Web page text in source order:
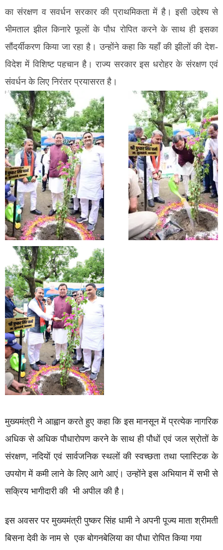
का संरक्षण व सवर्धन सरकार की प्राथमिकता में है। इसी उद्देश्य से
भीमताल झील किनारे फूलों के पौध रोपित करने के साथ ही इसका
सौंदर्यीकरण किया जा रहा है। उन्होंने कहा कि यहॉं की झीलों की देश-
विदेश में विशिष्ट पहचान है। राज्य सरकार इस धरोहर के संरक्षण एवं
संवर्धन के लिए निरंतर प्रयासरत है।
मुख्यमंत्री ने आह्वान करते हुए कहा कि इस मानसून में प्रत्येक नागरिक
अधिक से अधिक पौधारोपण करने के साथ ही पौधों एवं जल स्रोतों के
संरक्षण, नदियों एवं सार्वजनिक स्थलों की स्वच्छता तथा प्लास्टिक के
उपयोग में कमी लाने के लिए आगे आएं। उन्होंने इस अभियान में सभी से
सक्रिय भागीदारी की भी अपील की है।
इस अवसर पर मुख्यमंत्री पुष्कर सिंह धामी ने अपनी पूज्य माता श्रीमती
बिसना देवी के नाम से एक बोगनबेलिया का पौधा रोपित किया गया